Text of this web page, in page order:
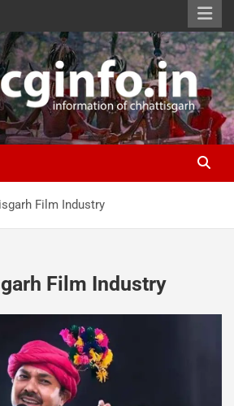
Film Industry
Film Industry